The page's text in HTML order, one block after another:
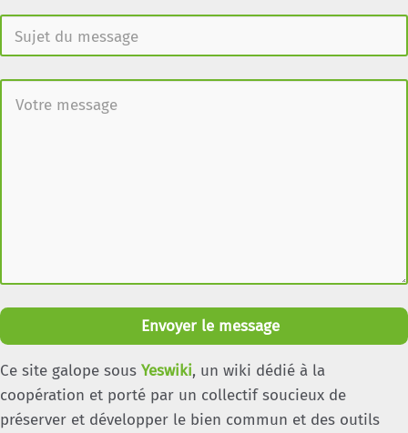
Envoyer le message
Ce site galope sous Yeswiki, un wiki dédié à la
coopération et porté par un collectif soucieux de
préserver et développer le bien commun et des outils